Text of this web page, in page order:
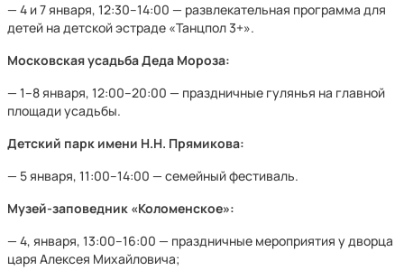
— 4 и 7 января, 12:30–14:00 — развлекательная программа для
детей на детской эстраде «Танцпол 3+».
Московская усадьба Деда Мороза:
— 1–8 января, 12:00–20:00 — праздничные гулянья на главной
площади усадьбы.
Детский парк имени Н.Н. Прямикова:
— 5 января, 11:00–14:00 — семейный фестиваль.
Музей-заповедник «Коломенское»:
— 4, января, 13:00–16:00 — праздничные мероприятия у дворца
царя Алексея Михайловича;